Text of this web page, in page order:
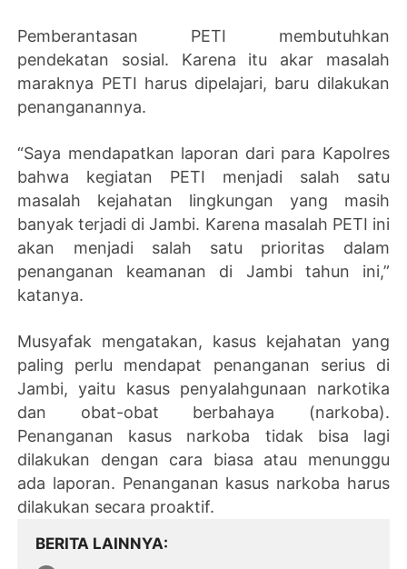
Pemberantasan PETI membutuhkan
pendekatan sosial. Karena itu akar masalah
maraknya PETI harus dipelajari, baru dilakukan
penanganannya.
“Saya mendapatkan laporan dari para Kapolres
bahwa kegiatan PETI menjadi salah satu
masalah kejahatan lingkungan yang masih
banyak terjadi di Jambi. Karena masalah PETI ini
akan menjadi salah satu prioritas dalam
penanganan keamanan di Jambi tahun ini,”
katanya.
Musyafak mengatakan, kasus kejahatan yang
paling perlu mendapat penanganan serius di
Jambi, yaitu kasus penyalahgunaan narkotika
dan obat-obat berbahaya (narkoba).
Penanganan kasus narkoba tidak bisa lagi
dilakukan dengan cara biasa atau menunggu
ada laporan. Penanganan kasus narkoba harus
dilakukan secara proaktif.
BERITA LAINNYA